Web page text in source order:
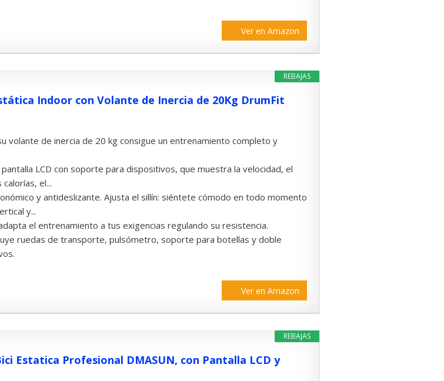
Ver en Amazon
REBAJAS
Indoor con Volante de Inercia de 20Kg DrumFit
volante de inercia de 20 kg consigue un entrenamiento completo y
pantalla LCD con soporte para dispositivos, que muestra la velocidad, el
el...
y antideslizante. Ajusta el sillín: siéntete cómodo en todo momento
y...
el entrenamiento a tus exigencias regulando su resistencia.
ruedas de transporte, pulsómetro, soporte para botellas y doble
Ver en Amazon
REBAJAS
Estatica Profesional DMASUN, con Pantalla LCD y